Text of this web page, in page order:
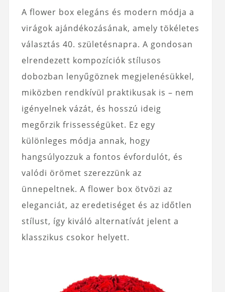
A flower box elegáns és modern módja a
virágok ajándékozásának, amely tökéletes
választás 40. születésnapra. A gondosan
elrendezett kompozíciók stílusos
dobozban lenyűgöznek megjelenésükkel,
miközben rendkívül praktikusak is – nem
igényelnek vázát, és hosszú ideig
megőrzik frissességüket. Ez egy
különleges módja annak, hogy
hangsúlyozzuk a fontos évfordulót, és
valódi örömet szerezzünk az
ünnepeltnek. A flower box ötvözi az
eleganciát, az eredetiséget és az időtlen
stílust, így kiváló alternatívát jelent a
klasszikus csokor helyett.